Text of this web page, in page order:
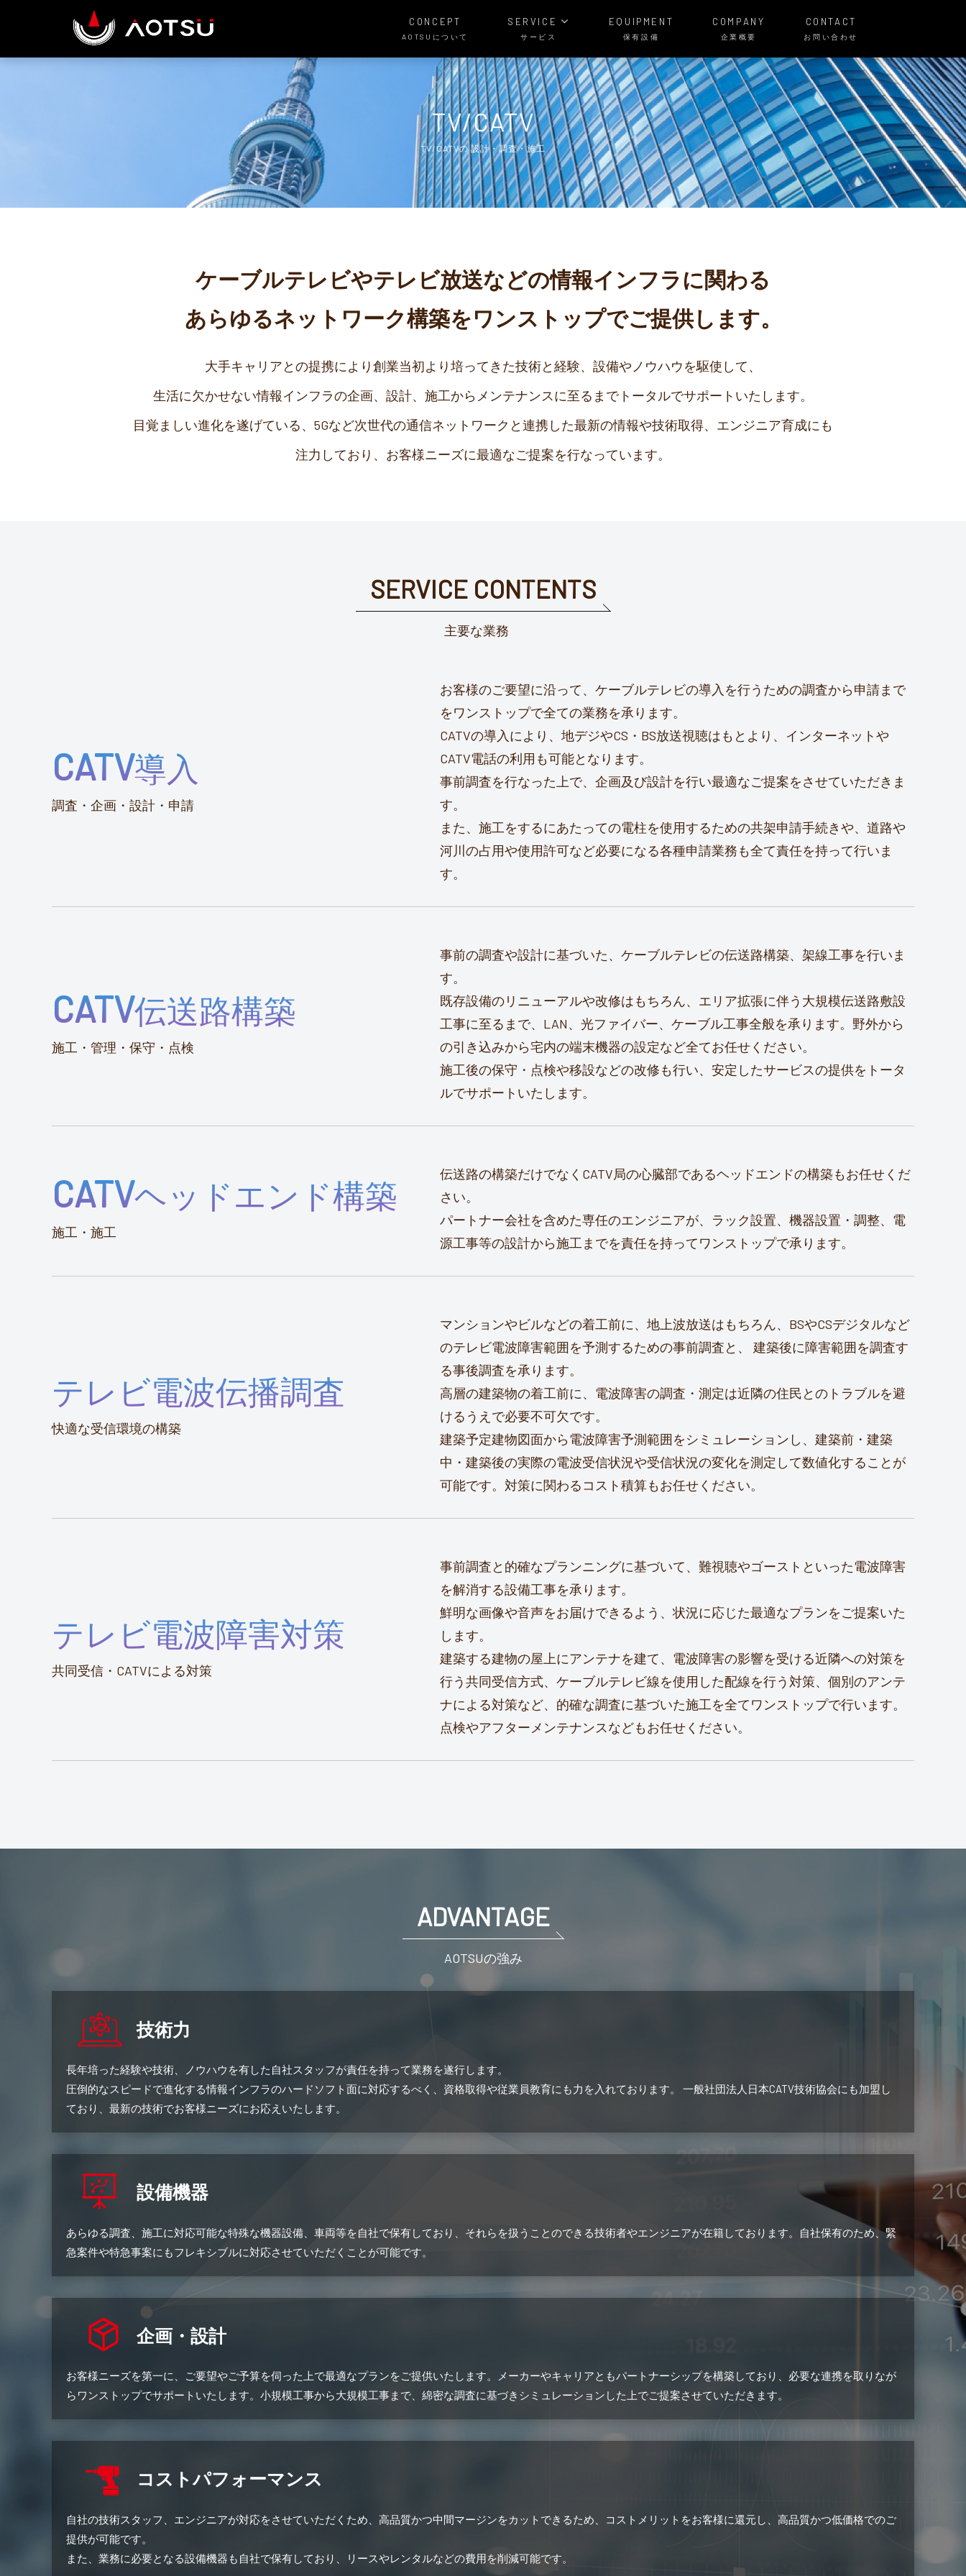
CONCEPT
AOTSUについて
SERVICE
サービス
EQUIPMENT
保有設備
COMPANY
企業概要
CONTACT
お問い合わせ
TV/CATV
TV/CATVの 設計・調査・施工
ケーブルテレビやテレビ放送などの情報インフラに関わる
あらゆるネットワーク構築をワンストップでご提供します。
大手キャリアとの提携により創業当初より培ってきた技術と経験、設備やノウハウを駆使して、
生活に欠かせない情報インフラの企画、設計、施工からメンテナンスに至るまでトータルでサポートいたします。
目覚ましい進化を遂げている、5Gなど次世代の通信ネットワークと連携した最新の情報や技術取得、エンジニア育成にも
注力しており、お客様ニーズに最適なご提案を行なっています。
SERVICE CONTENTS
主要な業務
CATV導入
調査・企画・設計・申請
お客様のご要望に沿って、ケーブルテレビの導入を行うための調査から申請まで
をワンストップで全ての業務を承ります。
CATVの導入により、地デジやCS・BS放送視聴はもとより、インターネットや
CATV電話の利用も可能となります。
事前調査を行なった上で、企画及び設計を行い最適なご提案をさせていただきま
す。
また、施工をするにあたっての電柱を使用するための共架申請手続きや、道路や
河川の占用や使用許可など必要になる各種申請業務も全て責任を持って行いま
す。
CATV伝送路構築
施工・管理・保守・点検
事前の調査や設計に基づいた、ケーブルテレビの伝送路構築、架線工事を行いま
す。
既存設備のリニューアルや改修はもちろん、エリア拡張に伴う大規模伝送路敷設
工事に至るまで、LAN、光ファイバー、ケーブル工事全般を承ります。野外から
の引き込みから宅内の端末機器の設定など全てお任せください。
施工後の保守・点検や移設などの改修も行い、安定したサービスの提供をトータ
ルでサポートいたします。
CATVヘッドエンド構築
施工・施工
伝送路の構築だけでなくCATV局の心臓部であるヘッドエンドの構築もお任せくだ
さい。
パートナー会社を含めた専任のエンジニアが、ラック設置、機器設置・調整、電
源工事等の設計から施工までを責任を持ってワンストップで承ります。
テレビ電波伝播調査
快適な受信環境の構築
マンションやビルなどの着工前に、地上波放送はもちろん、BSやCSデジタルなど
のテレビ電波障害範囲を予測するための事前調査と、 建築後に障害範囲を調査す
る事後調査を承ります。
高層の建築物の着工前に、電波障害の調査・測定は近隣の住民とのトラブルを避
けるうえで必要不可欠です。
建築予定建物図面から電波障害予測範囲をシミュレーションし、建築前・建築
中・建築後の実際の電波受信状況や受信状況の変化を測定して数値化することが
可能です。対策に関わるコスト積算もお任せください。
テレビ電波障害対策
共同受信・CATVによる対策
事前調査と的確なプランニングに基づいて、難視聴やゴーストといった電波障害
を解消する設備工事を承ります。
鮮明な画像や音声をお届けできるよう、状況に応じた最適なプランをご提案いた
します。
建築する建物の屋上にアンテナを建て、電波障害の影響を受ける近隣への対策を
行う共同受信方式、ケーブルテレビ線を使用した配線を行う対策、個別のアンテ
ナによる対策など、的確な調査に基づいた施工を全てワンストップで行います。
点検やアフターメンテナンスなどもお任せください。
ADVANTAGE
AOTSUの強み
技術力
長年培った経験や技術、ノウハウを有した自社スタッフが責任を持って業務を遂行します。
圧倒的なスピードで進化する情報インフラのハードソフト面に対応するべく、資格取得や従業員教育にも力を入れております。 一般社団法人日本CATV技術協会にも加盟し
ており、最新の技術でお客様ニーズにお応えいたします。
設備機器
あらゆる調査、施工に対応可能な特殊な機器設備、車両等を自社で保有しており、それらを扱うことのできる技術者やエンジニアが在籍しております。自社保有のため、緊
急案件や特急事案にもフレキシブルに対応させていただくことが可能です。
企画・設計
お客様ニーズを第一に、ご要望やご予算を伺った上で最適なプランをご提供いたします。メーカーやキャリアともパートナーシップを構築しており、必要な連携を取りなが
らワンストップでサポートいたします。小規模工事から大規模工事まで、綿密な調査に基づきシミュレーションした上でご提案させていただきます。
コストパフォーマンス
自社の技術スタッフ、エンジニアが対応をさせていただくため、高品質かつ中間マージンをカットできるため、コストメリットをお客様に還元し、高品質かつ低価格でのご
提供が可能です。
また、業務に必要となる設備機器も自社で保有しており、リースやレンタルなどの費用を削減可能です。